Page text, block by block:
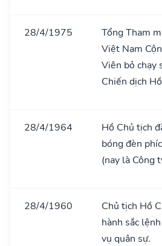
28/4/1975
Tổng Tham
Việt Nam
Viên bỏ chạy
Chiến dịch
28/4/1964
Hồ Chủ tịch
bóng đèn
(nay là Công
28/4/1960
Chủ tịch Hồ
hành sắc
vụ quân sự.